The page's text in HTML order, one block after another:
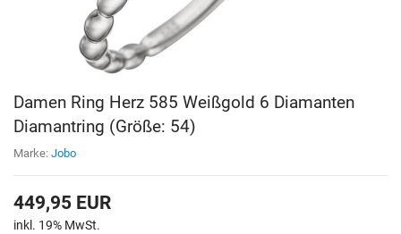
Damen Ring Herz 585 Weißgold 6 Diamanten
Diamantring (Größe: 54)
Marke: Jobo
449,95 EUR
inkl. 19% MwSt.